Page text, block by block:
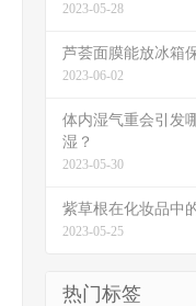
2023-05-28
芦荟面膜能放冰箱
2023-06-02
体内湿气重会引发
湿？
2023-05-30
紫草根在化妆品中
2023-05-25
热门标签